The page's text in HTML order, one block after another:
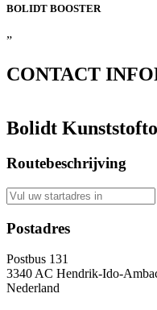
BOLIDT BOOSTER
”
CONTACT
Bolidt
Routebeschrijving
Postadres
Postbus 131
3340 AC Hendrik-Ido-
Nederland